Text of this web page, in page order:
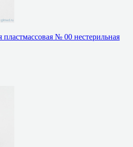
пластмассовая № 00 нестерильная